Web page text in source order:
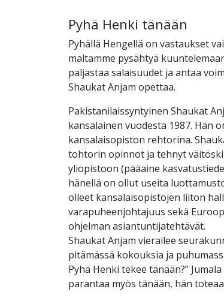
Pyhä Henki tänään
Pyhällä Hengellä on vastaukset
maltamme pysähtyä
paljastaa salaisuudet ja antaa
Shaukat Anjam opettaa.
Pakistanilaissyntyinen Shaukat
kansalainen vuodesta 1987. Hän
kansalaisopiston rehtorina.
tohtorin opinnot ja tehnyt
yliopistoon (pääaine
hänellä on ollut useita
olleet kansalaisopistojen liiton
varapuheenjohtajuus sekä
ohjelman asiantuntijatehtävät.
Shaukat Anjam vierailee
pitämässä kokouksia ja
Pyhä Henki tekee tänään?”
parantaa myös tänään, hän